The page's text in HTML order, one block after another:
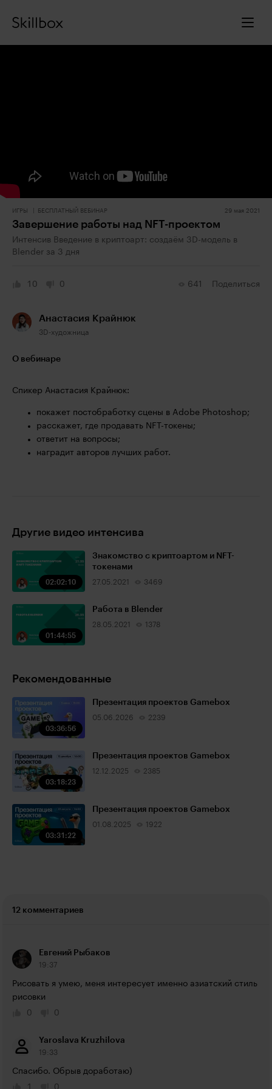
ИГРЫ БЕСПЛАТНЫЙ ВЕБИНАР 29 мая 2021
Завершение работы над NFT-проектом
Интенсив Введение в криптоарт: создаём 3D-модель в
Blender за 3 дня
10 0 641 Поделиться
Анастасия Крайнюк
3D-художница
О вебинаре
Спикер Анастасия Крайнюк:
покажет постобработку сцены в Adobe Photoshop;
расскажет, где продавать NFT-токены;
ответит на вопросы;
наградит авторов лучших работ.
Другие видео интенсива
02:02:10
Знакомство с криптоартом и NFT-
токенами
27.05.2021 3469
01:44:55
Работа в Blender
28.05.2021 1378
Рекомендованные
03:36:56
Презентация проектов Gamebox
05.06.2026 2239
03:18:23
Презентация проектов Gamebox
12.12.2025 2385
03:31:22
Презентация проектов Gamebox
01.08.2025 1922
12 комментариев
Евгений Рыбаков
19:37
Рисовать я умею, меня интересует именно азиатский стиль
рисовки
0
0
Yaroslava Kruzhilova
19:33
Спасибо. Обрыв доработаю)
1
0